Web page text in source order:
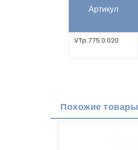
Артикул
VTp.775.0.020
Похожие товары